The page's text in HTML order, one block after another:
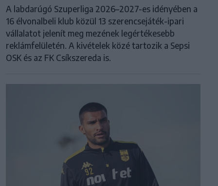
A labdarúgó Szuperliga 2026–2027-es idényében a
16 élvonalbeli klub közül 13 szerencsejáték-ipari
vállalatot jelenít meg mezének legértékesebb
reklámfelületén. A kivételek közé tartozik a Sepsi
OSK és az FK Csíkszereda is.